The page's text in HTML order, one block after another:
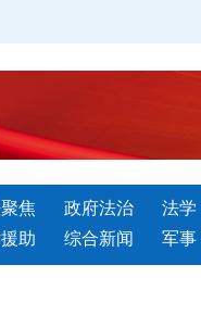
焦 政府法治
法学
助 综合新闻 军事